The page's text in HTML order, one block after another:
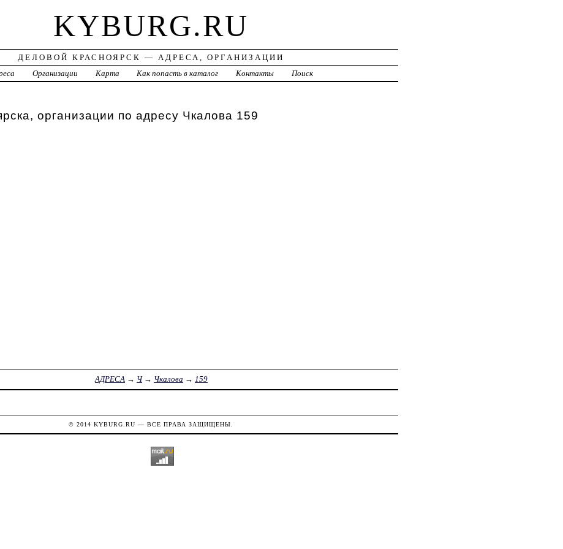
KYBURG.RU
ДЕЛОВОЙ КРАСНОЯРСК — АДРЕСА, ОРГАНИЗАЦИИ
Организации Карта Как попасть в каталог Контакты Поиск
организации по адресу Чкалова 159
АДРЕСА→ Ч→ Чкалова → 159
© 2014KYBURG.RU — ВСЕ ПРАВА ЗАЩИЩЕНЫ.